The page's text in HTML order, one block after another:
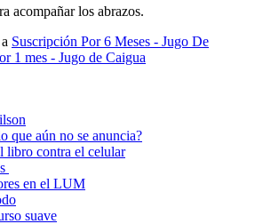
acompañar los abrazos.
Suscripción Por 6 Meses - Jugo De
1 mes - Jugo de Caigua
que aún no se anuncia?
libro contra el celular
en el LUM
suave